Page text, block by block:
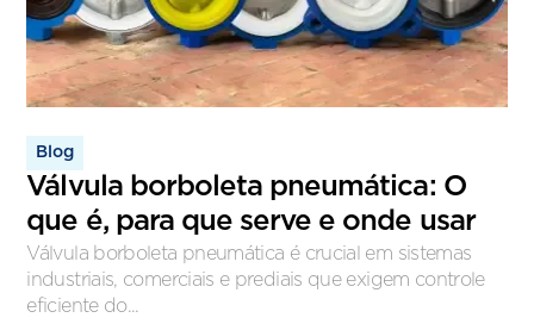
Blog
Válvula borboleta pneumática: O
que é, para que serve e onde usar
Válvula borboleta pneumática é crucial em sistemas
industriais, comerciais e prediais que exigem controle
eficiente do...